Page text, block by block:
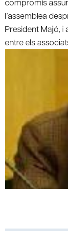
l’assemblea
President Majó, i
entre els